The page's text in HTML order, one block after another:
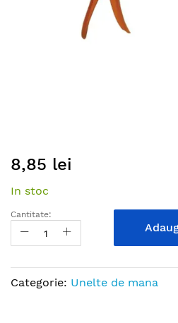
to
beginning
of
images
8,85 lei
In stoc
Cantitate:
Categorie: Unelte de mana